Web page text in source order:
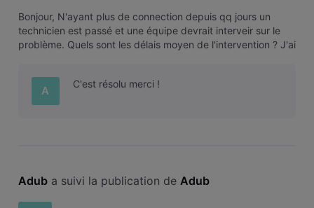
Bonjour, N'ayant plus de connection depuis qq jours un
technicien est passé et une équipe devrait interveir sur le
problème. Quels sont les délais moyen de l'intervention ? J'ai
A
C'est résolu merci !
Adub a suivi la publication de Adub